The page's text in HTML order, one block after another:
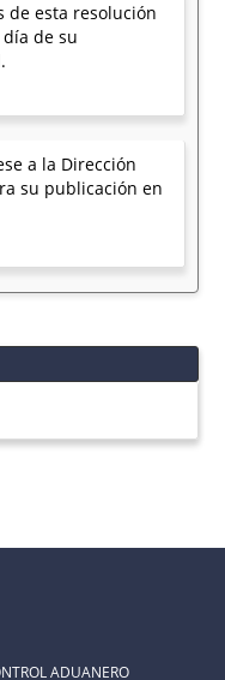
de esta resolución
de su
a la Dirección
su publicación en
ADUANERO